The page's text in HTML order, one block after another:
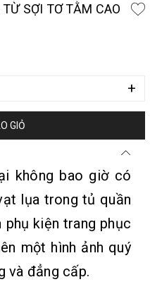
SỢI TƠ TẰM CAO
+
GIỎ
không bao giờ có
lụa trong tủ quần
kiện trang phục
một hình ảnh quý
và đẳng cấp.